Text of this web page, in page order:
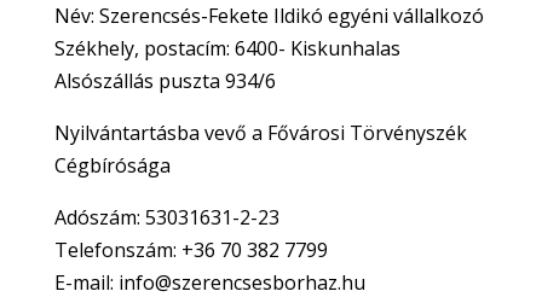
Név: Szerencsés-Fekete Ildikó egyéni vállalkozó
Székhely, postacím: 6400- Kiskunhalas
Alsószállás puszta 934/6
Nyilvántartásba vevő a Fővárosi Törvényszék
Cégbírósága
Adószám: 53031631-2-23
Telefonszám: +36 70 382 7799
E-mail: info@szerencsesborhaz.hu